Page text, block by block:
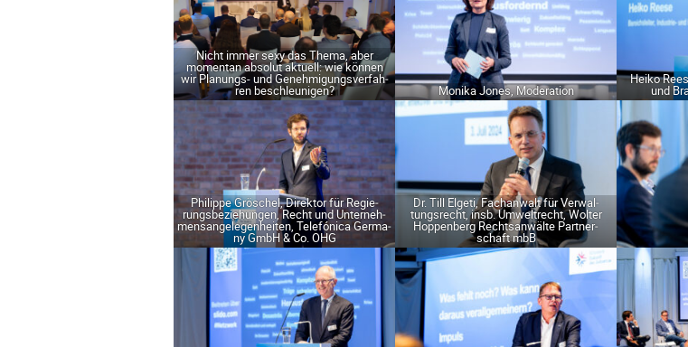
Nicht immer sexy das The­ma, aber
momen­tan abso­lut aktu­ell: wie kön­nen
wir Pla­nungs- und Geneh­mi­gungs­ver­fah­
ren beschleunigen? Moni­ka Jones, Moderation
Hei­ko
und
Phil­ip­pe Grö­schel, Direk­tor für Regie­
rungs­be­zie­hun­gen, Recht und Unter­neh­
mens­an­ge­le­gen­hei­ten, Tele­fó­ni­ca Ger­ma­
ny GmbH & Co. OHG
Dr. Till Elge­ti, Fach­an­walt für Ver­wal­
tungs­recht, insb. Umwelt­recht, Wol­ter
Hop­pen­berg Rechts­an­wäl­te Part­ner­
schaft mbB